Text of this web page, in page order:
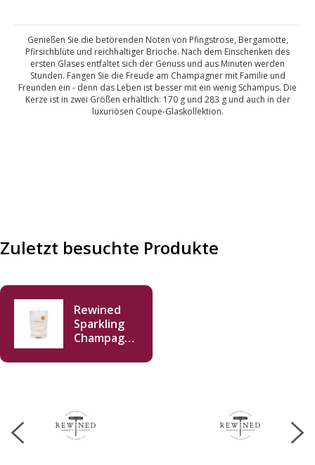
Genießen Sie die betörenden Noten von Pfingstrose, Bergamotte,
Pfirsichblüte und reichhaltiger Brioche. Nach dem Einschenken des
ersten Glases entfaltet sich der Genuss und aus Minuten werden
Stunden. Fangen Sie die Freude am Champagner mit Familie und
Freunden ein - denn das Leben ist besser mit ein wenig Schampus. Die
Kerze ist in zwei Größen erhältlich: 170 g und 283 g und auch in der
luxuriösen Coupe-Glaskollektion.
Zuletzt besuchte Produkte
Rewined
Sparkling
Champagne